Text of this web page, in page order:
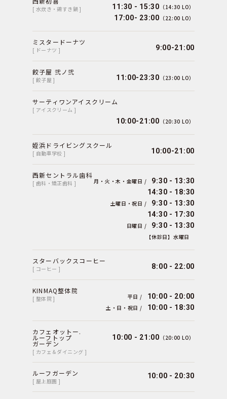
[ 水炊き・鶏すき鍋 ] 11:30 - 15:30 （14:30 LO）
17:00- 23:00 （22:00 LO）
ミスタードーナツ
[ ドーナツ ] 9:00-21:00
餃子屋 弐ノ弐
[ 餃子屋 ] 11:00-23:30 （23:00 LO）
サーティワンアイスクリーム
[ アイスクリーム ]
10:00-21:00 （20:30 LO）
姪浜ドライビングスクール
[ 自動車学校 ] 10:00-21:00
西新セントラル歯科
[ 歯科・矯正歯科 ] 月・火・木・金曜日 /
9:30 - 13:30
14:30 - 18:30
土曜日・祝日 /
9:30 - 13:30
14:30 - 17:30
日曜日 / 9:30 - 13:30
【休診日】水曜日
スターバックスコーヒー
[ コーヒー ] 8:00 - 22:00
KINMAQ整体院
[ 整体院 ] 平日 / 10:00 - 20:00
土・日・祝日 / 10:00 - 18:30
カフェオットー.
ルーフトップ
ガーデン
[ カフェ＆ダイニング ]
10:00 - 21:00 （20:00 LO）
ルーフガーデン
[ 屋上庭園 ]
10:00 - 20:30